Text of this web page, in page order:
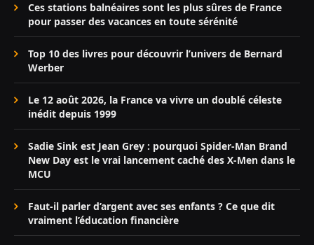
Ces stations balnéaires sont les plus sûres de France
pour passer des vacances en toute sérénité
Top 10 des livres pour découvrir l’univers de Bernard
Werber
Le 12 août 2026, la France va vivre un doublé céleste
inédit depuis 1999
Sadie Sink est Jean Grey : pourquoi Spider-Man Brand
New Day est le vrai lancement caché des X-Men dans le
MCU
Faut-il parler d’argent avec ses enfants ? Ce que dit
vraiment l’éducation financière